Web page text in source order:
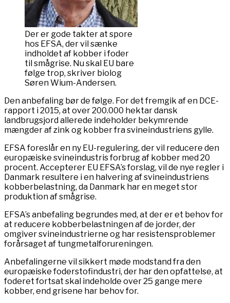
Der er gode takter at spore
hos EFSA, der vil sænke
indholdet af kobber i foder
til smågrise. Nu skal EU bare
følge trop, skriver biolog
Søren Wium-Andersen.
Den anbefaling bør de følge. For det fremgik af en DCE-
rapport i 2015, at over 200.000 hektar dansk
landbrugsjord allerede indeholder bekymrende
mængder af zink og kobber fra svineindustriens gylle.
EFSA foreslår en ny EU-regulering, der vil reducere den
europæiske svineindustris forbrug af kobber med 20
procent. Accepterer EU EFSA’s forslag, vil de nye regler i
Danmark resultere i en halvering af svineindustriens
kobberbelastning, da Danmark har en meget stor
produktion af smågrise.
EFSA’s anbefaling begrundes med, at der er et behov for
at reducere kobberbelastningen af de jorder, der
omgiver svineindustrierne og har resistensproblemer
forårsaget af tungmetalforureningen.
Anbefalingerne vil sikkert møde modstand fra den
europæiske foderstofindustri, der har den opfattelse, at
foderet fortsat skal indeholde over 25 gange mere
kobber, end grisene har behov for.